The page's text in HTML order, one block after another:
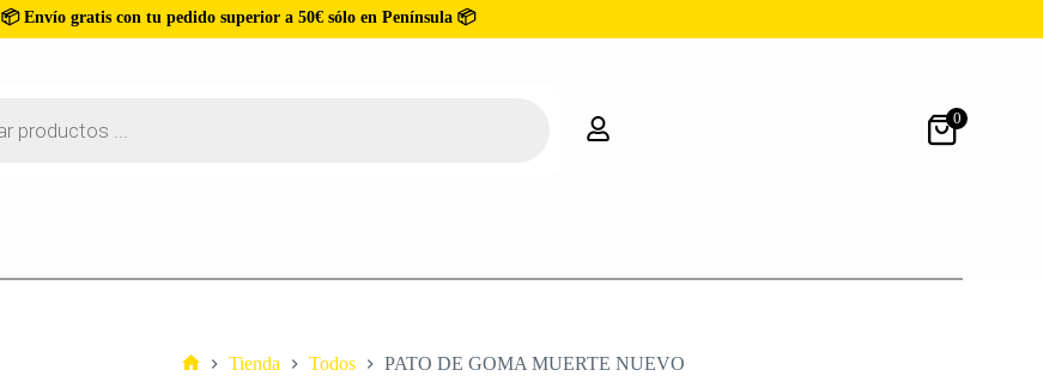
📦 Envío gratis con tu pedido superior a 50€ sólo en Península 📦
0
Tienda Todos PATO DE GOMA MUERTE NUEVO